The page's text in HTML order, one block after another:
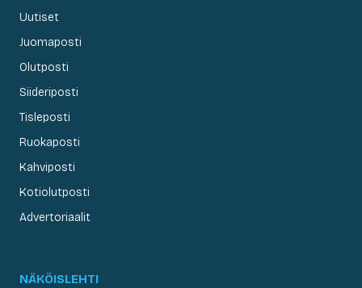
Uutiset
Juomaposti
Olutposti
Siideriposti
Tisleposti
Ruokaposti
Kahviposti
Kotiolutposti
Advertoriaalit
NÄKÖISLEHTI